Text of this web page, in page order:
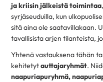
ja kriisin jälkeistä toimintaa
syrjäseuduilla, kun
sitä aina ole saatavillakaan.
tavallisista arjen tilanteista,
Yhtenä vastauksena tähän
kehitetytauttajaryhmät.
naapuriapuryhmä,